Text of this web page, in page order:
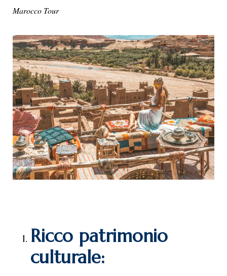
Marocco Tour
Ricco patrimonio
culturale: